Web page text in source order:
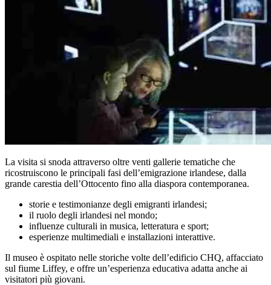
La visita si snoda attraverso oltre venti gallerie tematiche che
ricostruiscono le principali fasi dell’emigrazione irlandese, dalla
grande carestia dell’Ottocento fino alla diaspora contemporanea.
storie e testimonianze degli emigranti irlandesi;
il ruolo degli irlandesi nel mondo;
influenze culturali in musica, letteratura e sport;
esperienze multimediali e installazioni interattive.
Il museo è ospitato nelle storiche volte dell’edificio CHQ, affacciato
sul fiume Liffey, e offre un’esperienza educativa adatta anche ai
visitatori più giovani.